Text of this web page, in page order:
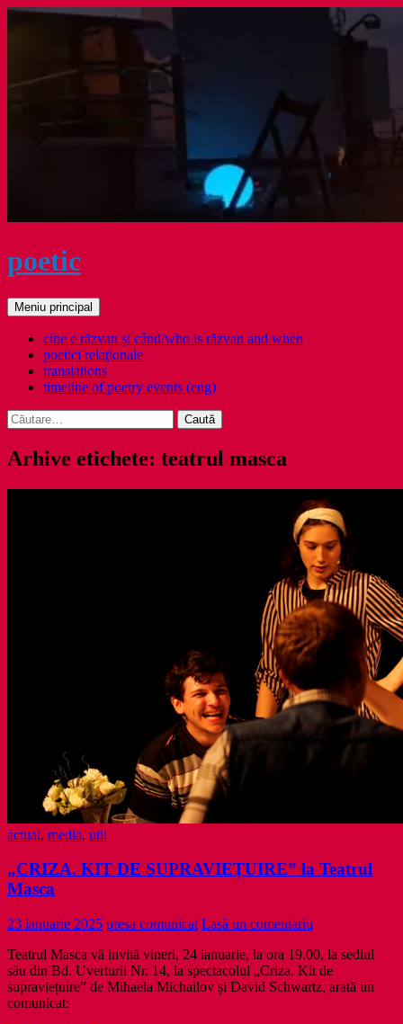
poetic
Caută
Meniu principal
cine e răzvan și când/who is răzvan and when
poetici relaţionale
translations
timeline of poetry events (eng)
Caută
după:
Arhive etichete: teatrul masca
actual, media, util
„CRIZA. KIT DE SUPRAVIEȚUIRE” la Teatrul
Masca
23 ianuarie 2025 presa comunicat Lasă un comentariu
Teatrul Masca vă invită vineri, 24 ianuarie, la ora 19.00, la sediul
său din Bd. Uverturii Nr. 14, la spectacolul „Criza. Kit de
supraviețuire” de Mihaela Michailov și David Schwartz, arată un
comunicat: